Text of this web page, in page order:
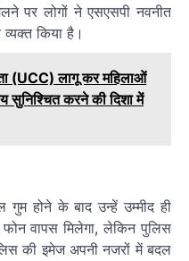
पर लोगों ने एसएसपी नवनीत
किया है।
(UCC) लागू कर महिलाओं
सुनिश्चित करने की दिशा में
गुम होने के बाद उन्हें उम्मीद ही
फोन वापस मिलेगा, लेकिन पुलिस
की इमेज अपनी नजरों में बदल